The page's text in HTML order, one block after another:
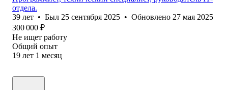
отдела.
39 лет • Был 25 сентября 2025 • Обновлено 27 мая 2025
300 000 ₽
Не ищет работу
Общий опыт
19 лет 1 месяц